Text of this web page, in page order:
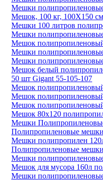
Мешки полипропиленовые
Мешок, 100 кг, 100Х150
Мешки 100 литров
Мешки
Мешок
Мешки
Мешки
Мешок белый
50 шт Gigant 55-105-107
Мешок
Мешок
Мешок
Мешок 80х120
Мешки
Полипропиленовые
Мешки полипропилен
Полипропиленовые
Мешки
Мешок для мусора 160л
Мешки